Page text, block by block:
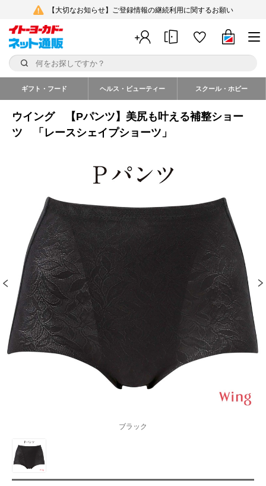
【大切なお知らせ】ご登録情報の継続利用に関するお願い
ギフト・フード ヘルス・ビューティー スクール・ホビー
ウイング 【Pパンツ】美尻も叶える補整ショー
ツ 「レースシェイプショーツ」
ブラック